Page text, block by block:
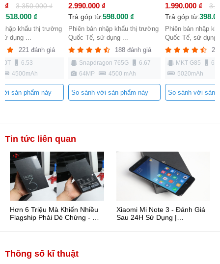
₫
3.350.000 ₫
518.000 ₫
nhập khẩu thị trường
dụng ...
221 đánh giá
6.53
4500mAh
sản phẩm này
2.990.000 ₫
Trả góp từ:598.000 ₫
Phiên bản nhập khẩu thị trường
Quốc Tế, sử dụng ...
188 đánh giá
Snapdragon 765G
6.67
64MP
4500 mAh
So sánh với sản phẩm này
1.990.000 ₫
Trả góp từ:
Phiên bản nhập
Quốc Tế, sử dụng
MKT G85
5020mAh
So sánh với sản
Tin tức liên quan
Hơn 6 Triệu Mà Khiến Nhiều
Flagship Phải Dè Chừng - Mi
Xiaomi Mi Note 3 - Đánh Giá
Sau 24H Sử Dụng |
Thông số kĩ thuật